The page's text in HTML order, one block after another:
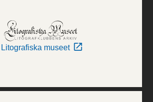
Litografiska museet